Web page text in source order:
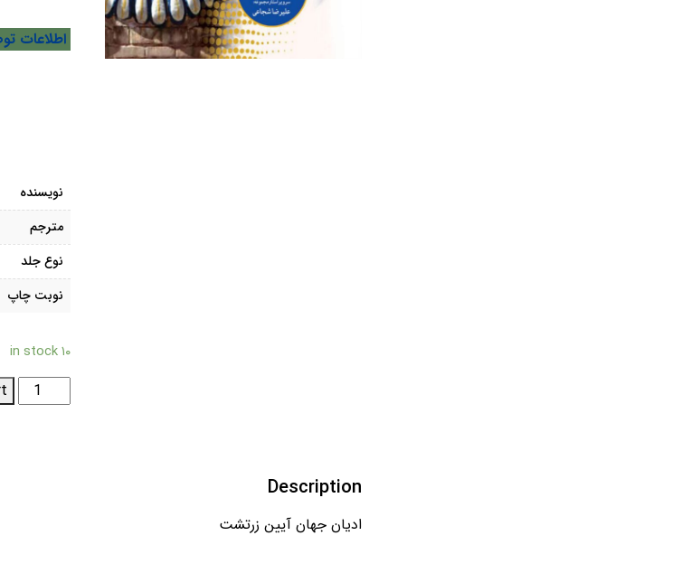
اطلاعات
نویسنده
مترجم
نوع جلد
نوبت چاپ
۱۰ in stock
جهان
Description
ادیان جهان آیین زرتشت